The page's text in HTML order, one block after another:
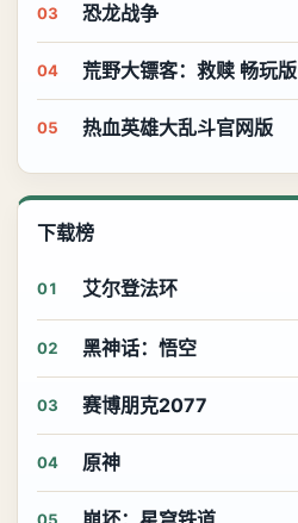
03 恐龙战争
04 荒野大镖客：救赎 畅玩版
05 热血英雄大乱斗官网版
下载榜
01 艾尔登法环
02 黑神话：悟空
03 赛博朋克2077
04 原神